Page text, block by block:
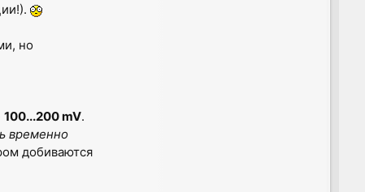
но
100...200 mV.
временно
добиваются